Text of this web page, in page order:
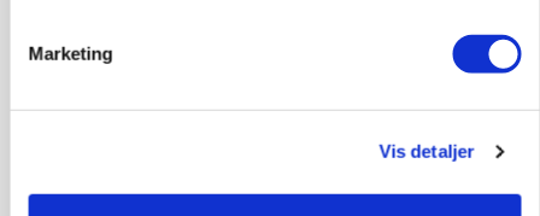
Marketing
Vis detaljer
MARKED